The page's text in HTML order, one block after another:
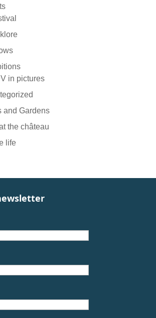
in pictures
and Gardens
the château
life